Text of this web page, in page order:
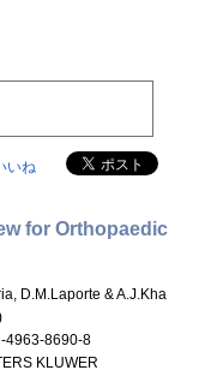
いね
for Orthopaedic
D.M.Laporte & A.J.Kha
4963-8690-8
KLUWER